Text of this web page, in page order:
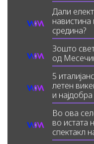
Дали
средина?
Зошто
од
5
летен
и
Во ова
во истата
спектакл